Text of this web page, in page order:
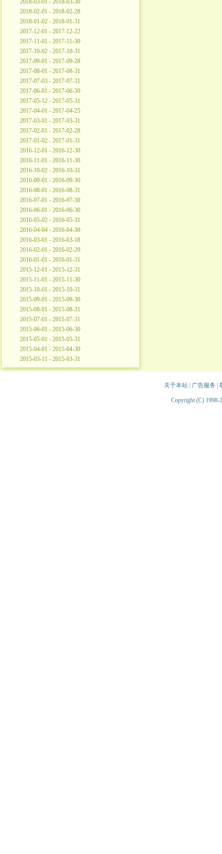
2018-03-01 - 2018-03-30
2018-02-01 - 2018-02-28
2018-01-02 - 2018-01-31
2017-12-01 - 2017-12-22
2017-11-01 - 2017-11-30
2017-10-02 - 2017-10-31
2017-09-01 - 2017-09-28
2017-08-01 - 2017-08-31
2017-07-03 - 2017-07-31
2017-06-01 - 2017-06-30
2017-05-12 - 2017-05-31
2017-04-01 - 2017-04-25
2017-03-01 - 2017-03-31
2017-02-01 - 2017-02-28
2017-01-02 - 2017-01-31
2016-12-01 - 2016-12-30
2016-11-01 - 2016-11-30
2016-10-02 - 2016-10-31
2016-09-01 - 2016-09-30
2016-08-01 - 2016-08-31
2016-07-01 - 2016-07-30
2016-06-01 - 2016-06-30
2016-05-02 - 2016-05-31
2016-04-04 - 2016-04-30
2016-03-01 - 2016-03-18
2016-02-01 - 2016-02-29
2016-01-01 - 2016-01-31
2015-12-01 - 2015-12-31
2015-11-01 - 2015-11-30
2015-10-01 - 2015-10-31
2015-09-01 - 2015-09-30
2015-08-01 - 2015-08-31
2015-07-01 - 2015-07-31
2015-06-01 - 2015-06-30
2015-05-01 - 2015-05-31
2015-04-01 - 2015-04-30
2015-03-11 - 2015-03-31
关于本站| 广告服务
Copyright (C) 1998-